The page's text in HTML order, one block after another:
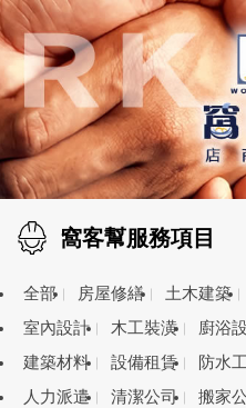
窩客幫服務項目
全部 房屋修繕 土木建築
室內設計
木工裝潢 廚浴
建築材料
設備租賃 防水
人力派遣
清潔公司 搬家